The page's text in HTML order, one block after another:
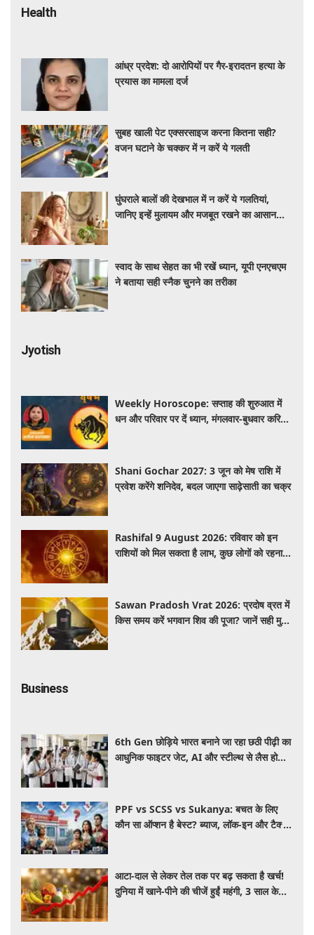
Health
आंध्र प्रदेश: दो आरोपियों पर गैर-इरादतन हत्या के
प्रयास का मामला दर्ज
सुबह खाली पेट एक्सरसाइज करना कितना सही?
वजन घटाने के चक्कर में न करें ये गलती
घुंघराले बालों की देखभाल में न करें ये गलतियां,
जानिए इन्हें मुलायम और मजबूत रखने का आसान
स्वाद के साथ सेहत का भी रखें ध्यान, यूपी एनएचएम
ने बताया सही स्नैक चुनने का तरीका
Jyotish
Weekly Horoscope: सप्ताह की शुरुआत में
धन और परिवार पर दें ध्यान, मंगलवार-बुधवार करियर
Shani Gochar 2027: 3 जून को मेष राशि में
प्रवेश करेंगे शनिदेव, बदल जाएगा साढ़ेसाती का चक्र
Rashifal 9 August 2026: रविवार को इन
राशियों को मिल सकता है लाभ, कुछ लोगों को रहना
Sawan Pradosh Vrat 2026: प्रदोष व्रत में
किस समय करें भगवान शिव की पूजा? जानें सही मुहूर्त
Business
6th Gen छोड़िये भारत बनाने जा रहा छठी पीढ़ी का
आधुनिक फाइटर जेट, AI और स्टील्थ से लैस होगा
PPF vs SCSS vs Sukanya: बचत के लिए
कौन सा ऑप्शन है बेस्ट? ब्याज, लॉक-इन और टैक्स
आटा-दाल से लेकर तेल तक पर बढ़ सकता है खर्च!
दुनिया में खाने-पीने की चीजें हुईं महंगी, 3 साल के